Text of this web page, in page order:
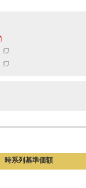
時系列基準価額